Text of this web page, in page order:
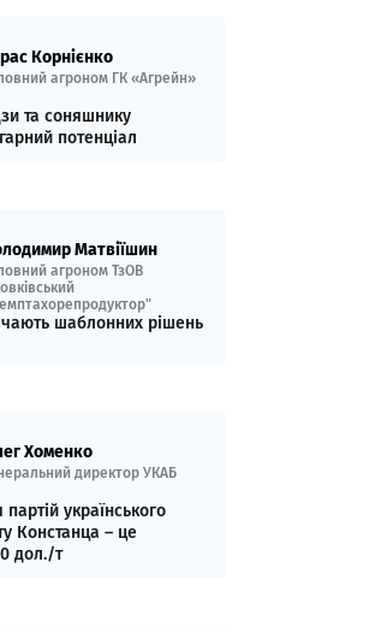
Корнієнко
агроном ГК «Агрейн»
та соняшнику
потенціал
Матвіїшин
агроном ТзОВ
шаблонних рішень
Хоменко
директор УКАБ
партій українського
Констанца – це
дол./т